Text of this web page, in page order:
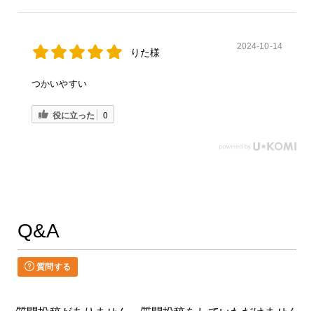
りた様
2024-10-14
つかいやすい
役に立った 0
Q&A
質問する